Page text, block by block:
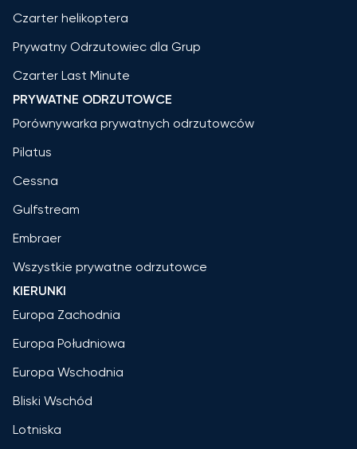
Czarter helikoptera
Prywatny Odrzutowiec dla Grup
Czarter Last Minute
PRYWATNE ODRZUTOWCE
Porównywarka prywatnych odrzutowców
Pilatus
Cessna
Gulfstream
Embraer
Wszystkie prywatne odrzutowce
KIERUNKI
Europa Zachodnia
Europa Południowa
Europa Wschodnia
Bliski Wschód
Lotniska